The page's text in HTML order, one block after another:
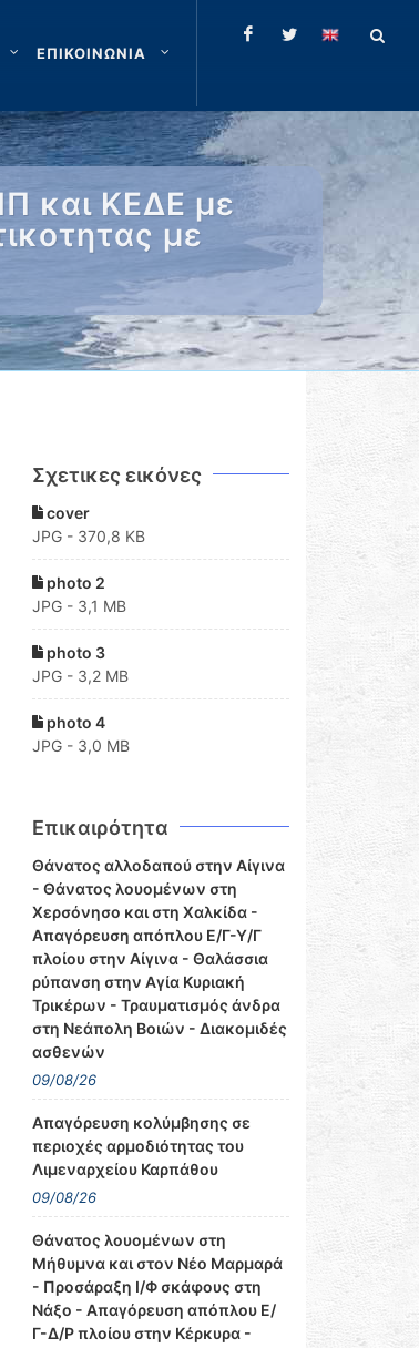
ΕΠΙΚΟΙΝΩΝΙΑ
και ΚΕΔΕ με
με
Σχετικες εικόνες
cover
JPG - 370,8 KB
photo 2
JPG - 3,1 MB
photo 3
JPG - 3,2 MB
photo 4
JPG - 3,0 MB
Επικαιρότητα
Θάνατος αλλοδαπού στην Αίγινα
- Θάνατος λουομένων στη
Χερσόνησο και στη Χαλκίδα -
Απαγόρευση απόπλου Ε/Γ-Υ/Γ
πλοίου στην Αίγινα - Θαλάσσια
ρύπανση στην Αγία Κυριακή
Τρικέρων - Τραυματισμός άνδρα
στη Νεάπολη Βοιών - Διακομιδές
ασθενών
09/08/26
Απαγόρευση κολύμβησης σε
περιοχές αρμοδιότητας του
Λιμεναρχείου Καρπάθου
09/08/26
Θάνατος λουομένων στη
Μήθυμνα και στον Νέο Μαρμαρά
- Προσάραξη Ι/Φ σκάφους στη
Νάξο - Απαγόρευση απόπλου Ε/
Γ-Δ/Ρ πλοίου στην Κέρκυρα -